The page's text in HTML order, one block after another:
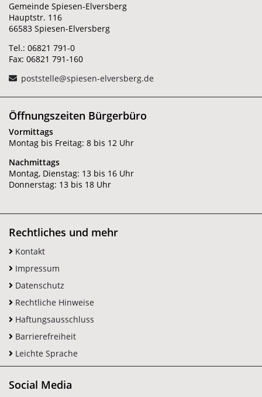
Gemeinde Spiesen-Elversberg
Hauptstr. 116
66583 Spiesen-Elversberg
Tel.: 06821 791-0
Fax: 06821 791-160
poststelle@spiesen-elversberg.de
Öffnungszeiten Bürgerbüro
Vormittags
Montag bis Freitag: 8 bis 12 Uhr
Nachmittags
Montag, Dienstag: 13 bis 16 Uhr
Donnerstag: 13 bis 18 Uhr
Rechtliches und mehr
Kontakt
Impressum
Datenschutz
Rechtliche Hinweise
Haftungsausschluss
Barrierefreiheit
Leichte Sprache
Social Media